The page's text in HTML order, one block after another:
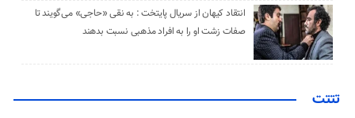
انتقاد کیهان از سریال پایتخت : به نقی «حاجی» می‌گویند تا
صفات زشت او را به افراد مذهبی نسبت بدهند
تتتت